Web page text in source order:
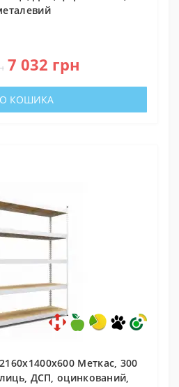
7 032 грн
КОШИКА
Меткас, 300
ДСП, оцинкований,